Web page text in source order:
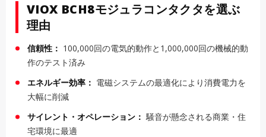
VIOX BCH8モジュラコンタクタを選ぶ
理由
信頼性： 100,000回の電気的動作と1,000,000回の機械的動
作のテスト済み
エネルギー効率： 電磁システムの最適化により消費電力を
大幅に削減
サイレント・オペレーション： 騒音が懸念される商業・住
宅環境に最適